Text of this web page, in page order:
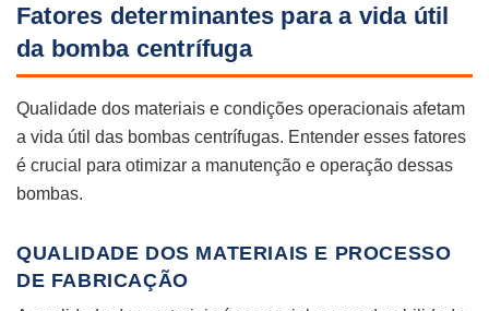
Fatores determinantes para a vida útil
da bomba centrífuga
Qualidade dos materiais e condições operacionais afetam
a vida útil das bombas centrífugas. Entender esses fatores
é crucial para otimizar a manutenção e operação dessas
bombas.
QUALIDADE DOS MATERIAIS E PROCESSO
DE FABRICAÇÃO